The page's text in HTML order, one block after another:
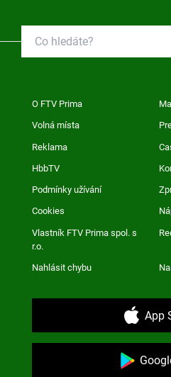
O FTV Prima
Volná místa
Reklama
HbbTV
Podmínky užívání
Cookies
Vlastník FTV Prima spol. s
r.o.
Nahlásit chybu
App